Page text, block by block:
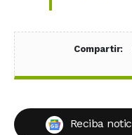
Compartir:
Reciba